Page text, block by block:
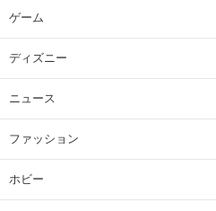
ゲーム
ディズニー
ニュース
ファッション
ホビー